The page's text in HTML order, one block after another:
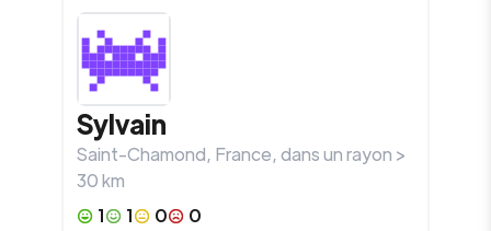
Sylvain
Saint-Chamond, France, dans un rayon >
30km
1
1 0
0